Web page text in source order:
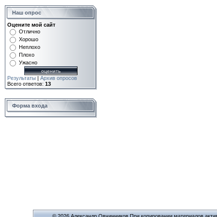
Наш опрос
Оцените мой сайт
Отлично
Хорошо
Неплохо
Плохо
Ужасно
Результаты | Архив опросов
Всего ответов: 13
Форма входа